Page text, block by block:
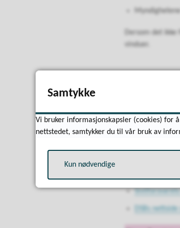
Dersom det
vinduer.
Krav
oppholde seg
sammen med
DSBs
Samtykke
Vi bruker informasjonskapsler (cookies) for
nettstedet, samtykker du til vår bruk av
Kun nødvendige